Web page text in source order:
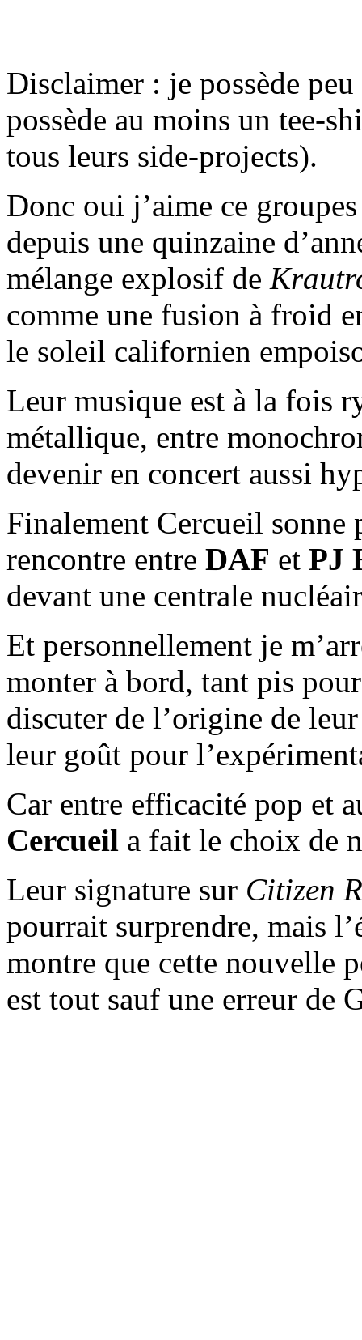
Disclaimer : je possède
possède au moins un tee-
tous leurs side-projects).
Donc oui j’aime ce
depuis une quinzaine
mélange explosif de
comme une fusion à froid
le soleil californien
Leur musique est à la fois
métallique, entre
devenir en concert aussi
Finalement Cercueil sonne
rencontre entre DAF et PJ
devant une centrale
Et personnellement je
monter à bord, tant pis
discuter de l’origine de
leur goût pour
Car entre efficacité pop et
Cercueil a fait le choix de
Leur signature sur Citizen
pourrait surprendre, mais
montre que cette nouvelle
est tout sauf une erreur de